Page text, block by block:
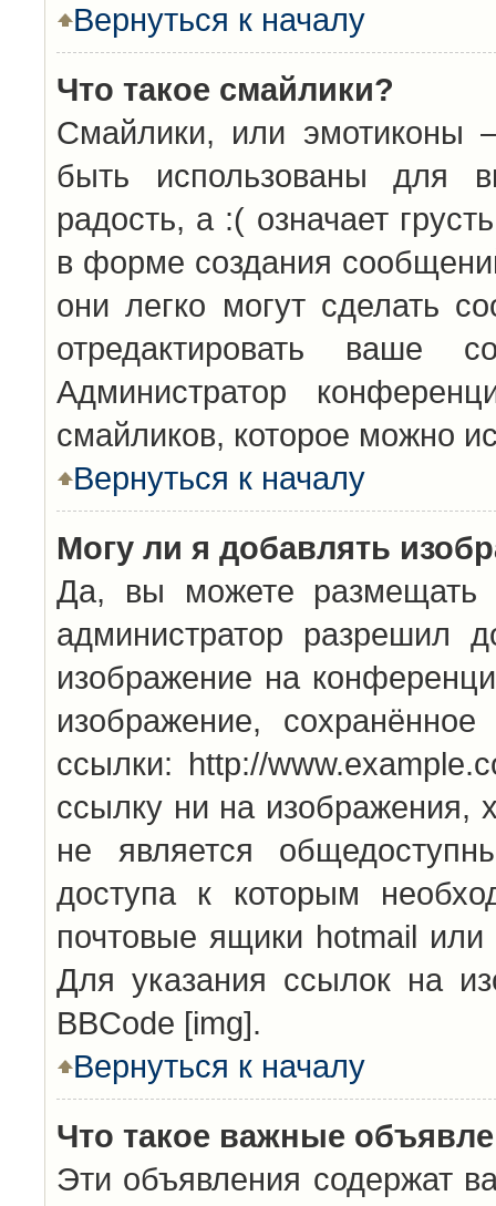
Вернуться к началу
Что такое смайлики?
Смайлики, или эмотиконы
быть использованы для
радость, а :( означает
в форме создания
они легко могут сделать
отредактировать ваше
Администратор
смайликов, которое можно
Вернуться к началу
Могу ли я добавлять
Да, вы можете размещать
администратор разрешил
изображение на
изображение,
ссылки: http://
ссылку ни на
не является
доступа к которым
почтовые ящики hotmail
Для указания ссылок на
BBCode [img].
Вернуться к началу
Что такое важные
Эти объявления содержат